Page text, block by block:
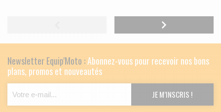
Newsletter Equip'Moto :Abonnez-vous pour recevoir nos bons
plans, promos et nouveautés